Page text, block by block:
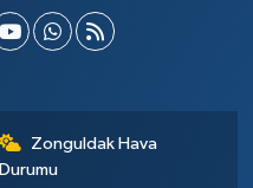
Zonguldak Hava
Durumu